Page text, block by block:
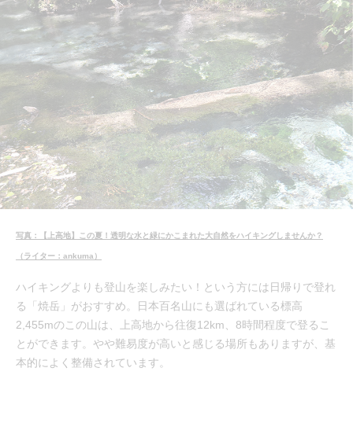
写真：【上高地】この夏！透明な水と緑にかこまれた大自然をハイキングしませんか？
（ライター：ankuma）
ハイキングよりも登山を楽しみたい！という方には日帰りで登れ
る「焼岳」がおすすめ。日本百名山にも選ばれている標高
2,455mのこの山は、上高地から往復12km、8時間程度で登るこ
とができます。やや難易度が高いと感じる場所もありますが、基
本的によく整備されています。